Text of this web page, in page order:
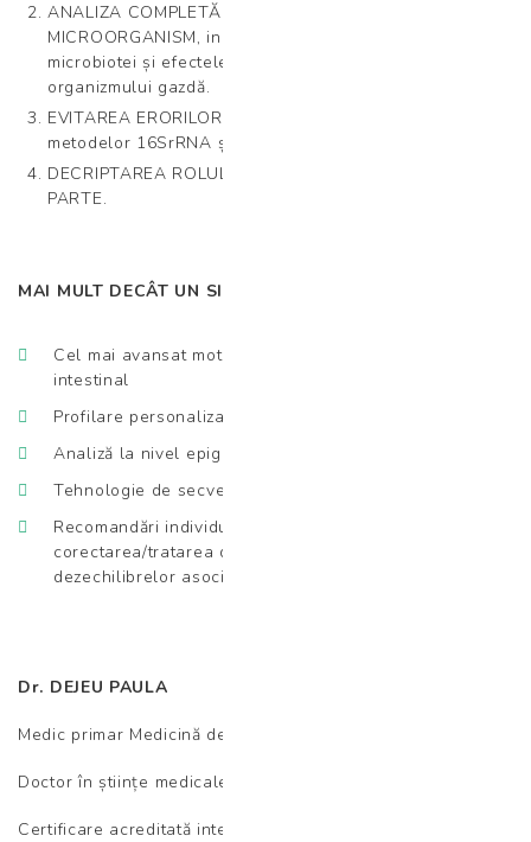
ANALIZA COMPLETĂ A GENOMULUI FIECĂRUI
MICROORGANISM, inclusiv a capacității funcționale a
microbiotei și efectele tuturor metaboliților asupra
organizmului gazdă.
EVITAREA ERORILOR DE AMPLIFICARE specifice
metodelor 16SrRNA și PCR.
DECRIPTAREA ROLULUI FIECĂRUI MICOORGANISM ÎN
PARTE.
MAI MULT DECÂT UN SIMPLU DIAGNOSTIC!
Cel mai avansat motor AI dedicat microbiomului
intestinal
Profilare personalizată
Analiză la nivel epigenetic
Tehnologie de secvențiere metagenomică NGS shotgun
Recomandări individualizate țintite pentru
corectarea/tratarea disbiozei intestinale și a
dezechilibrelor asociate acesteia
Dr. DEJEU PAULA
Medic primar Medicină de Laborator
Doctor în științe medicale
Certificare acreditată interpretare microbiom intestinal